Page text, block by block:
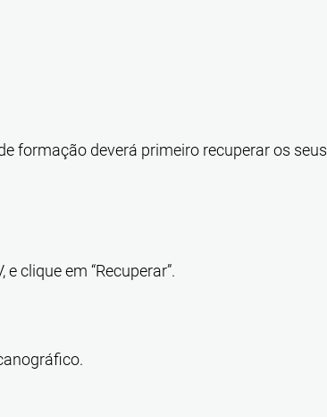
formação deverá primeiro recuperar os seus
clique em “Recuperar”.